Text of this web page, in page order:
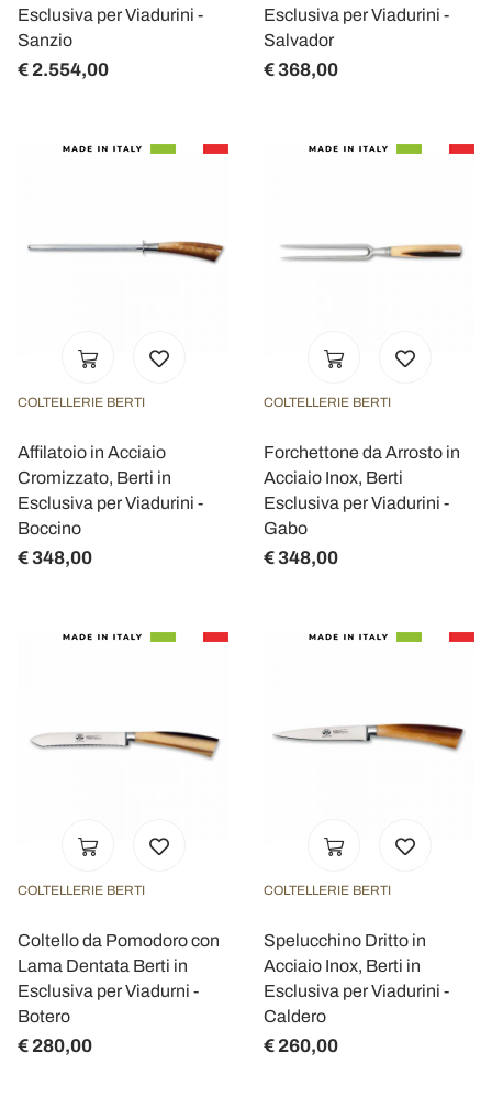
Esclusiva per Viadurini -
Sanzio
€ 2.554,00
Esclusiva per Viadurini -
Salvador
€ 368,00
COLTELLERIE BERTI
Affilatoio in Acciaio
Cromizzato, Berti in
Esclusiva per Viadurini -
Boccino
€ 348,00
COLTELLERIE BERTI
Forchettone da Arrosto in
Acciaio Inox, Berti
Esclusiva per Viadurini -
Gabo
€ 348,00
COLTELLERIE BERTI
Coltello da Pomodoro con
Lama Dentata Berti in
Esclusiva per Viadurni -
Botero
€ 280,00
COLTELLERIE BERTI
Spelucchino Dritto in
Acciaio Inox, Berti in
Esclusiva per Viadurini -
Caldero
€ 260,00